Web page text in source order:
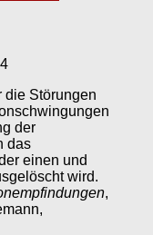
die Störungen
der
das
einen und
wird.
,